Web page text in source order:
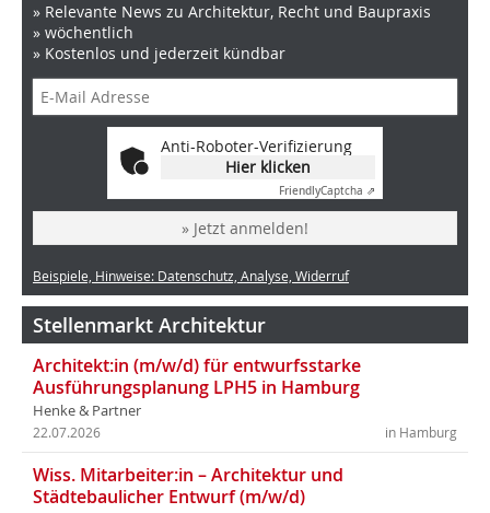
» Relevante News zu Architektur, Recht und Baupraxis
» wöchentlich
» Kostenlos und jederzeit kündbar
Anti-Roboter-Verifizierung
Hier klicken
FriendlyCaptcha ⇗
» Jetzt anmelden!
Beispiele, Hinweise: Datenschutz, Analyse, Widerruf
Stellenmarkt Architektur
Architekt:in (m/w/d) für entwurfsstarke
Ausführungsplanung LPH5 in Hamburg
Henke & Partner
in Hamburg
22.07.2026
Wiss. Mitarbeiter:in – Architektur und
Städtebaulicher Entwurf (m/w/d)